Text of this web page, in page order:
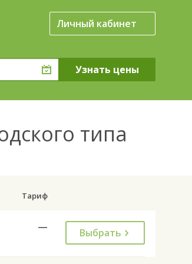
Личный кабинет
типа
Тариф
— Выбрать